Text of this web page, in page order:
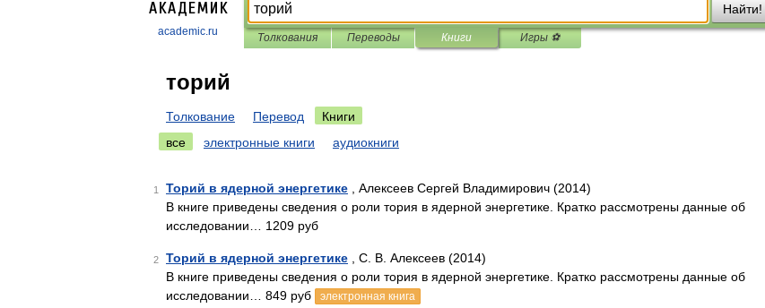
academic.ru
Найти!
Толкования Переводы Книги Игры ⚽
торий
Толкование Перевод
Книги
все
электронные книги аудиокниги
1 Торий в ядерной энергетике , Алексеев Сергей Владимирович (2014)
В книге приведены сведения о роли тория в ядерной энергетике. Кратко рассмотрены данные об
исследовании… 1209 руб
2 Торий в ядерной энергетике , С. В. Алексеев (2014)
В книге приведены сведения о роли тория в ядерной энергетике. Кратко рассмотрены данные об
исследовании… 849 руб
электронная книга